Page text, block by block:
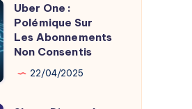
Uber One :
Polémique Sur
Les Abonnements
Non Consentis
22/04/2025